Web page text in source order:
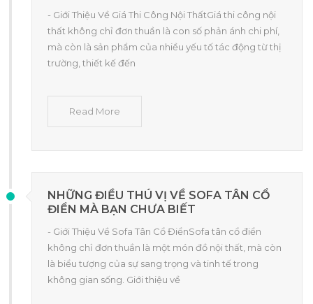
- Giới Thiệu Về Giá Thi Công Nội ThấtGiá thi công nội
thất không chỉ đơn thuần là con số phản ánh chi phí,
mà còn là sản phẩm của nhiều yếu tố tác động từ thị
trường, thiết kế đến
Read More
NHỮNG ĐIỀU THÚ VỊ VỀ SOFA TÂN CỔ
ĐIỂN MÀ BẠN CHƯA BIẾT
- Giới Thiệu Về Sofa Tân Cổ ĐiểnSofa tân cổ điển
không chỉ đơn thuần là một món đồ nội thất, mà còn
là biểu tượng của sự sang trọng và tinh tế trong
không gian sống. Giới thiệu về